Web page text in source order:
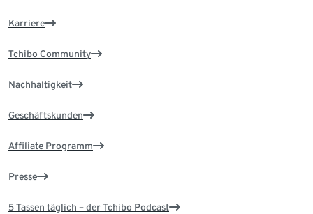
Karriere
Tchibo Community
Nachhaltigkeit
Geschäftskunden
Affiliate Programm
Presse
5 Tassen täglich – der Tchibo Podcast